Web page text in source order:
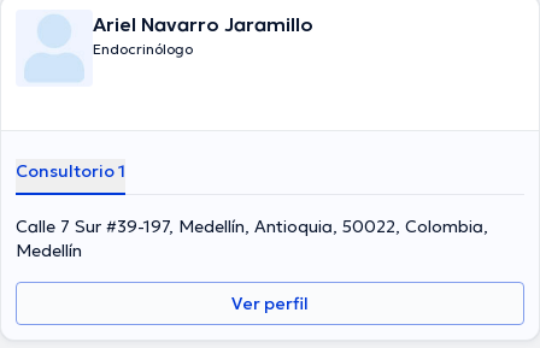
Ariel Navarro Jaramillo
Endocrinólogo
Consultorio 1
Calle 7 Sur #39-197, Medellín, Antioquia, 50022, Colombia,
Medellín
Ver perfil